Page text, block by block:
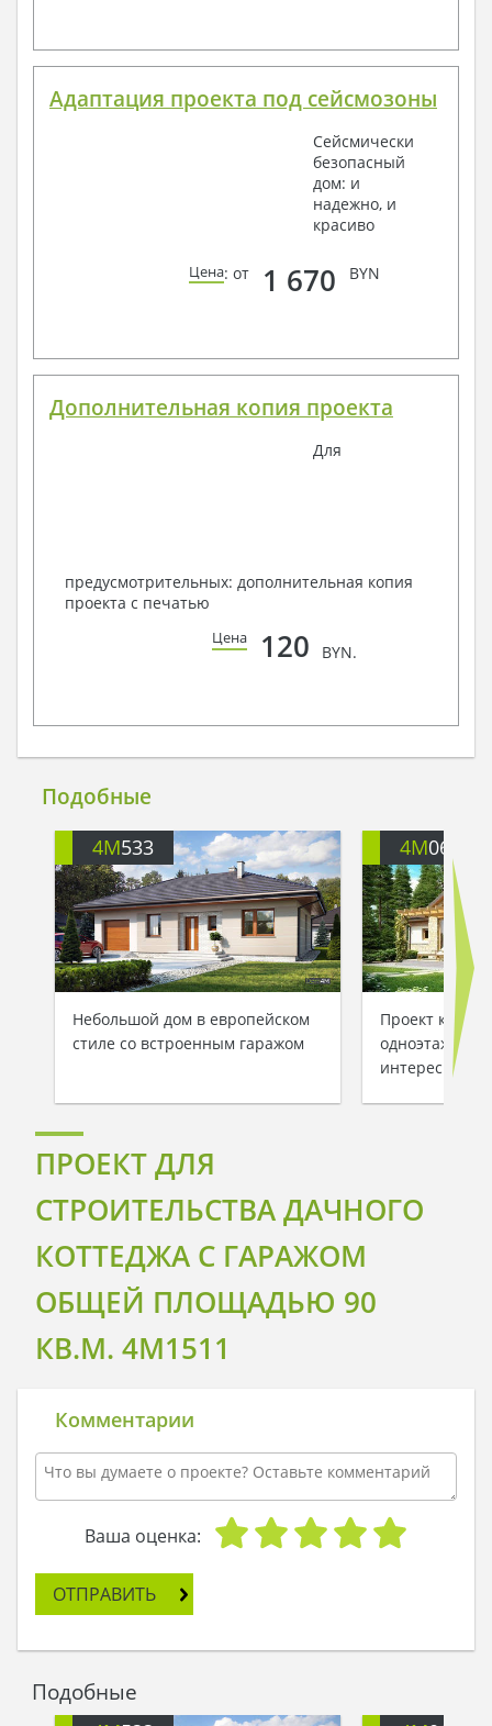
Адаптация проекта под сейсмозоны
Сейсмически
безопасный
дом: и
надежно, и
красиво
Цена: от 1 670 BYN
Дополнительная копия проекта
Для
предусмотрительных: дополнительная копия
проекта с печатью
Цена 120 BYN.
Подобные
4M533
Небольшой дом в европейском
стиле со встроенным гаражом
4M068
Проект
одноэтажного
интересного
ПРОЕКТ ДЛЯ
СТРОИТЕЛЬСТВА ДАЧНОГО
КОТТЕДЖА С ГАРАЖОМ
ОБЩЕЙ ПЛОЩАДЬЮ 90
КВ.М. 4M1511
Комментарии
Ваша оценка:
ОТПРАВИТЬ
Подобные